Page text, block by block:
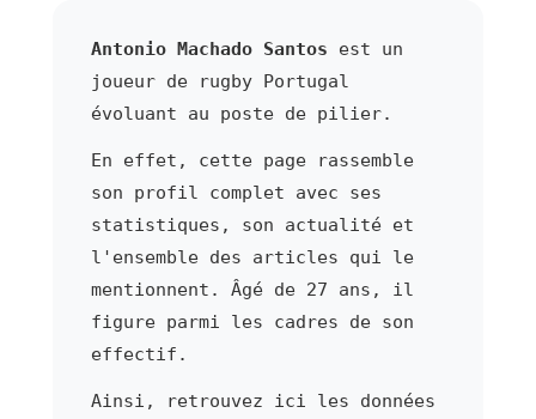
Antonio Machado Santos est un
joueur de rugby Portugal
évoluant au poste de pilier.
En effet, cette page rassemble
son profil complet avec ses
statistiques, son actualité et
l'ensemble des articles qui le
mentionnent. Âgé de 27 ans, il
figure parmi les cadres de son
effectif.
Ainsi, retrouvez ici les données